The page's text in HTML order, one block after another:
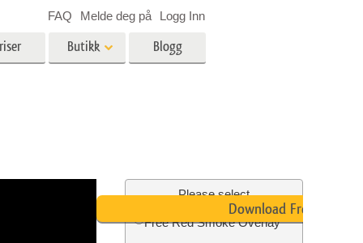
Butikk Blogg
FAQ Melde deg på Logg Inn
Please select
Free Red Smoke Overlay
Download Free